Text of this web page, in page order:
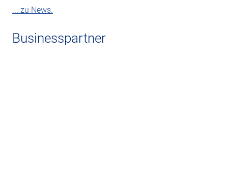
... zu News.
Businesspartner